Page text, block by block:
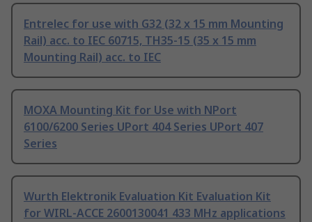
Entrelec for use with G32 (32 x 15 mm Mounting
Rail) acc. to IEC 60715, TH35-15 (35 x 15 mm
Mounting Rail) acc. to IEC
MOXA Mounting Kit for Use with NPort
6100/6200 Series UPort 404 Series UPort 407
Series
Wurth Elektronik Evaluation Kit Evaluation Kit
for WIRL-ACCE 2600130041 433 MHz applications